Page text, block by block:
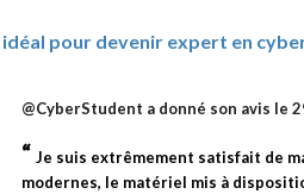
pour devenir expert en
@CyberStudent a donné son avis le
Je suis extrêmement satisfait de
modernes, le matériel mis à